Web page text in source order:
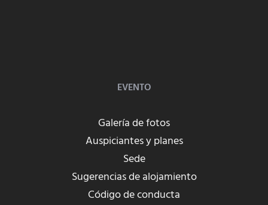
EVENTO
Galería de fotos
Auspiciantes y planes
Sede
Sugerencias de alojamiento
Código de conducta